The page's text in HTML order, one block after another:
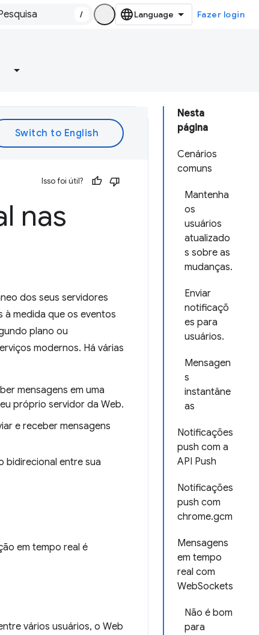
/ Fazer login
Nesta
página
Cenários
comuns
Mantenha
os
usuários
atualizado
s sobre as
mudanças.
Enviar
notificaçõ
es para
usuários.
Mensagen
s
instantâne
as
Notificações
push com a
API Push
Notificações
push com
chrome.gcm
Mensagens
em tempo
real com
WebSockets
Não é bom
para
Isso foi útil?
nas
dos seus servidores
à medida que os eventos
plano ou
modernos. Há várias
mensagens em uma
próprio servidor da Web.
e receber mensagens
bidirecional entre sua
em tempo real é
vários usuários, o Web